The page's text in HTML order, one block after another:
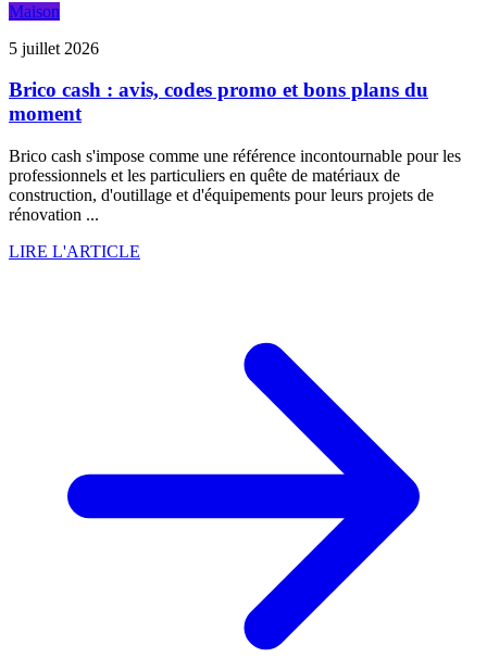
Maison
5 juillet 2026
Brico cash : avis, codes promo et bons plans du
moment
Brico cash s'impose comme une référence incontournable pour les
professionnels et les particuliers en quête de matériaux de
construction, d'outillage et d'équipements pour leurs projets de
rénovation ...
LIRE L'ARTICLE